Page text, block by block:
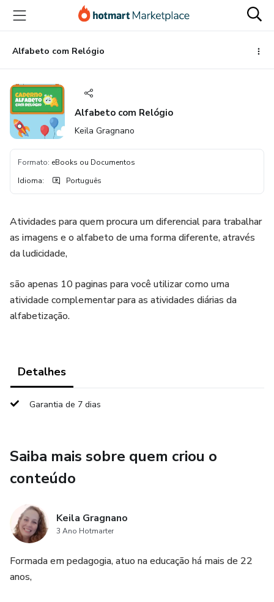
para
conteúdo
principal
para
pagamento
para
rodapé
Alfabeto com Relógio
Alfabeto com Relógio
Keila Gragnano
Formato: eBooks ou Documentos
Idioma: Português
Atividades para quem procura um diferencial para trabalhar
as imagens e o alfabeto de uma forma diferente, através
da ludicidade,
são apenas 10 paginas para você utilizar como uma
atividade complementar para as atividades diárias da
alfabetização.
Detalhes
Garantia de 7 dias
Saiba mais sobre quem criou o
conteúdo
Keila Gragnano
3 Ano Hotmarter
Formada em pedagogia, atuo na educação há mais de 22
anos,